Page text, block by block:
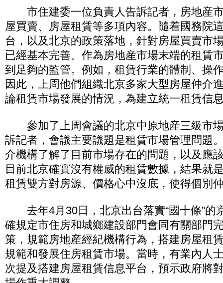
市住建委一位負責人告訴記者，房地産
屋買賣、房屋租賃等多項內容。隨着國務院
台，以及北京的政策落地，針對房屋買賣市
已經基本完善。作為房地産市場末端的租賃
到足夠的監管。例如，租賃行業的體制、操
因此，上周他們組織北京多家大型房屋仲介
論租賃市場發展的情況，為建立統一租賃信
參加了上周會議的北京中原地産三級市
訴記者，會議主要議題是租賃市場管理問題
介機構了解了目前市場存在的問題，以及應
目前北京確實沒有權威的租賃數據，結果就
租賃雙方對房源、價格心中沒底，使得個別
去年4月30日，北京出台落實“國十條”的
確規定市住房和城鄉建設部門會同有關部門
策，規範房地産經紀機構行為，搭建房屋租
規範和發展住房租賃市場。當時，有業內人
次提及搭建房屋租賃信息平台，預示政府將